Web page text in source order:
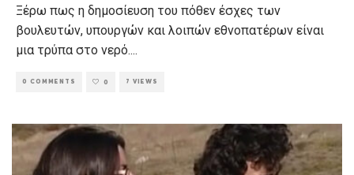
Ξέρω πως η δημοσίευση του πόθεν έσχες των
βουλευτών, υπουργών και λοιπών εθνοπατέρων είναι
μια τρύπα στο νερό....
0 COMMENTS 0 7 VIEWS